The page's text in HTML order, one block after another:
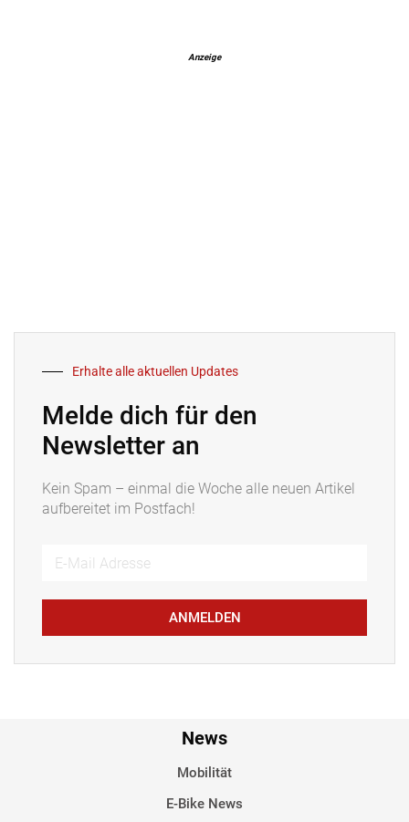
Anzeige
Erhalte alle aktuellen Updates
Melde dich für den
Newsletter an
Kein Spam – einmal die Woche alle neuen Artikel
aufbereitet im Postfach!
ANMELDEN
News
Mobilität
E-Bike News